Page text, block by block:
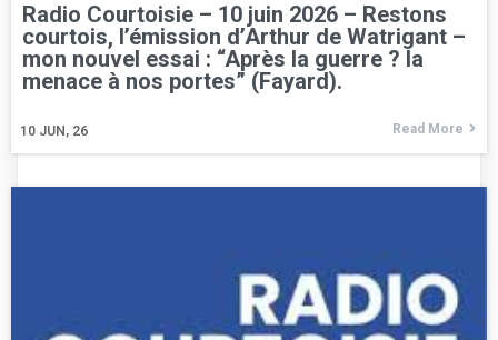
Radio Courtoisie – 10 juin 2026 – Restons
courtois, l’émission d’Arthur de Watrigant –
mon nouvel essai : “Après la guerre ? la
menace à nos portes” (Fayard).
10 JUN, 26 Read More